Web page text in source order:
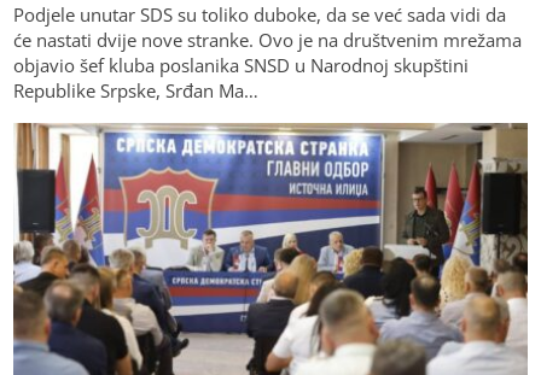
Podjele unutar SDS su toliko duboke, da se već sada vidi da
će nastati dvije nove stranke. Ovo je na društvenim mrežama
objavio šef kluba poslanika SNSD u Narodnoj skupštini
Republike Srpske, Srđan Ma…